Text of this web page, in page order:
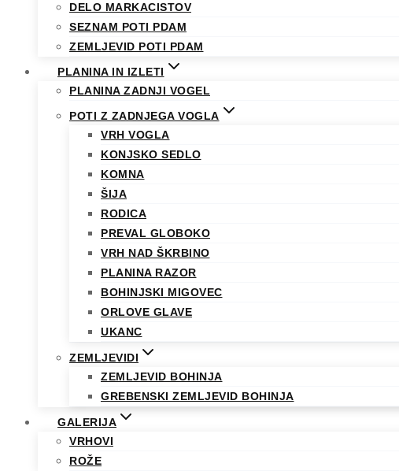
DELO MARKACISTOV
SEZNAM POTI PDAM
ZEMLJEVID POTI PDAM
PLANINA IN IZLETI
PLANINA ZADNJI VOGEL
POTI Z ZADNJEGA VOGLA
VRH VOGLA
KONJSKO SEDLO
KOMNA
ŠIJA
RODICA
PREVAL GLOBOKO
VRH NAD ŠKRBINO
PLANINA RAZOR
BOHINJSKI MIGOVEC
ORLOVE GLAVE
UKANC
ZEMLJEVIDI
ZEMLJEVID BOHINJA
GREBENSKI ZEMLJEVID BOHINJA
GALERIJA
VRHOVI
ROŽE